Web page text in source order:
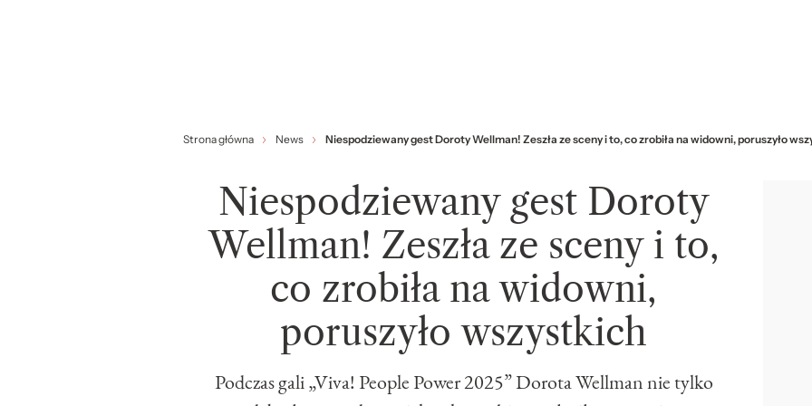
Strona główna News Niespodziewany gest Doroty Wellman! Zeszła ze sceny i to, co zrobiła na widowni, poruszyło
Niespodziewany gest Doroty
Wellman! Zeszła ze sceny i to,
co zrobiła na widowni,
poruszyło wszystkich
Podczas gali „Viva! People Power 2025” Dorota Wellman nie tylko